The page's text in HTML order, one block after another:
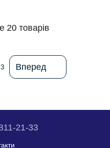
20 товарів
Вперед
21-33